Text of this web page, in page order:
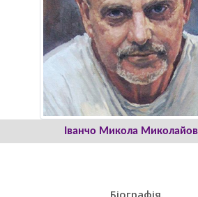
Іванчо Микола